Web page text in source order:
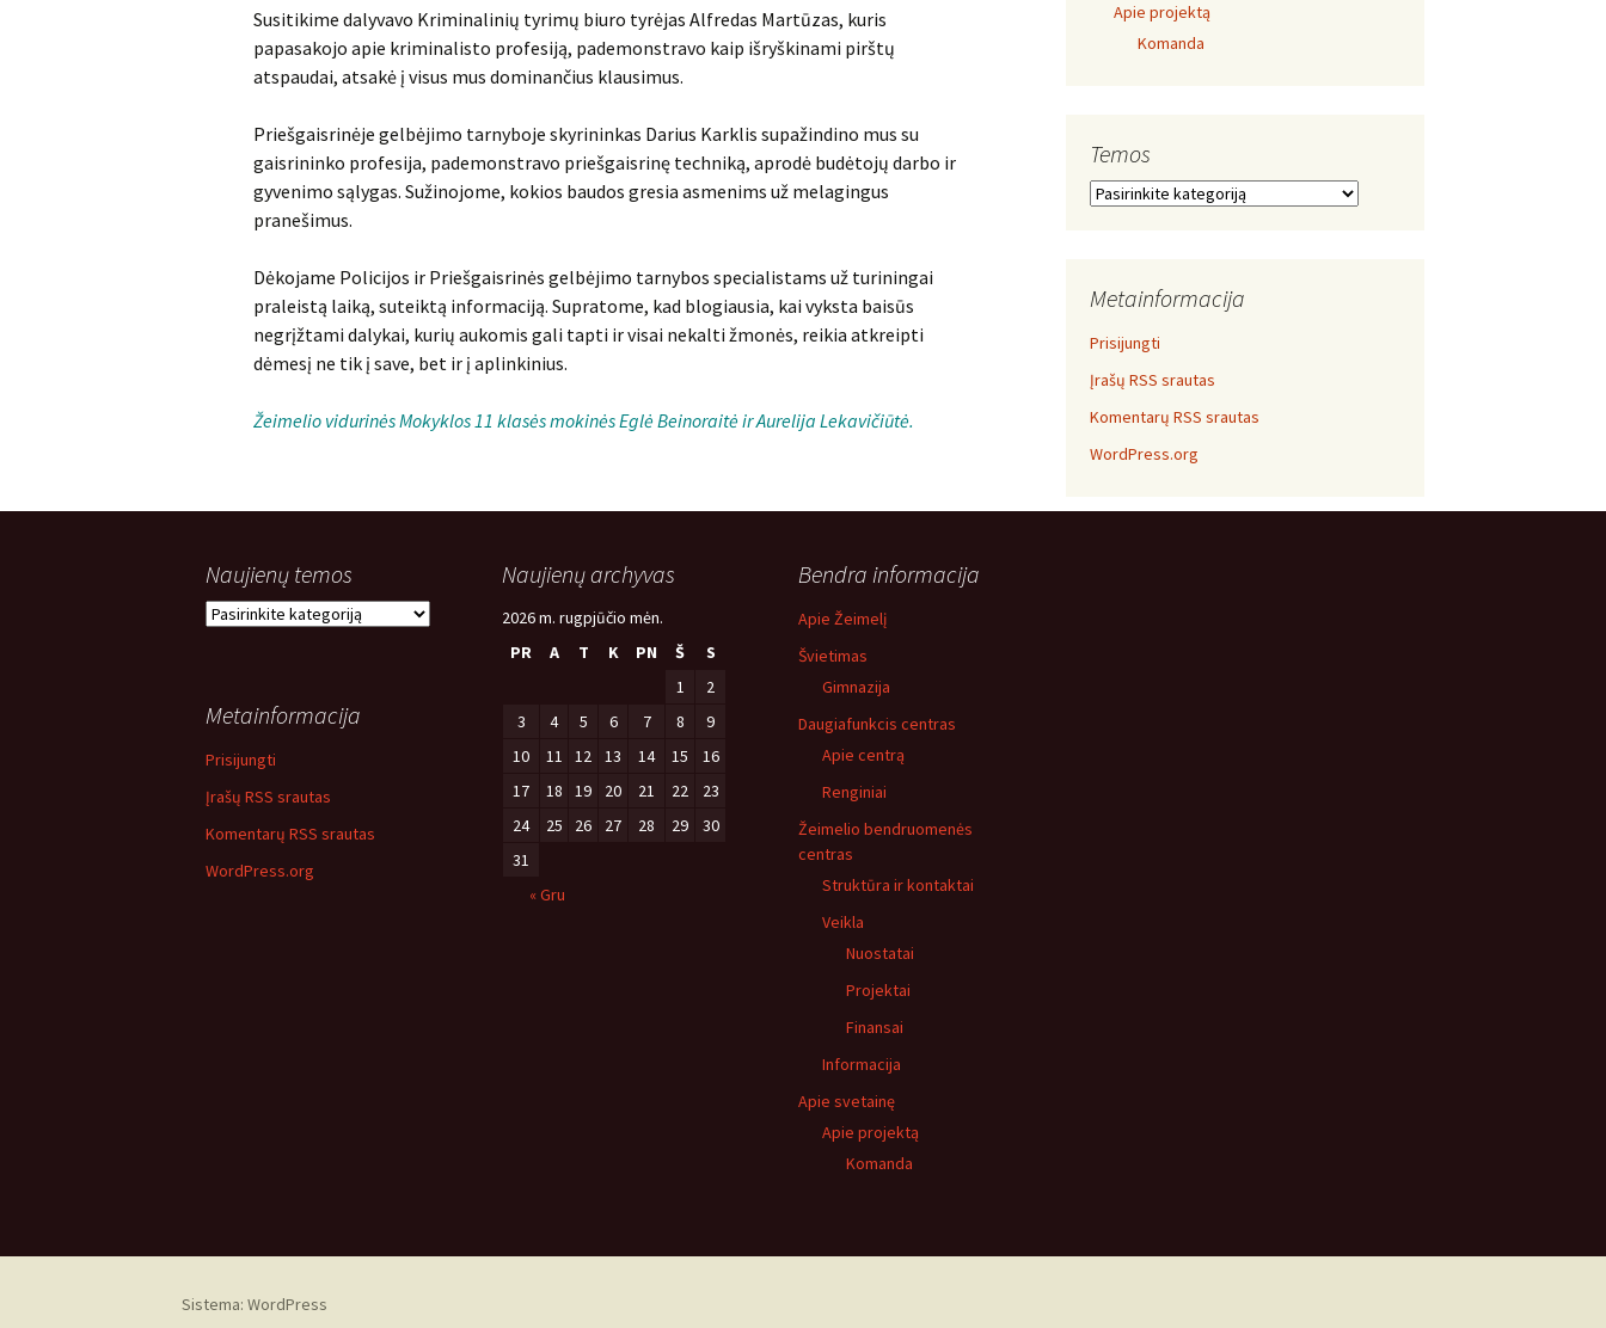
Susitikime dalyvavo Kriminalinių tyrimų biuro tyrėjas Alfredas Martūzas, kuris
papasakojo apie kriminalisto profesiją, pademonstravo kaip išryškinami pirštų
atspaudai, atsakė į visus mus dominančius klausimus.
Priešgaisrinėje gelbėjimo tarnyboje skyrininkas Darius Karklis supažindino mus su
gaisrininko profesija, pademonstravo priešgaisrinę techniką, aprodė budėtojų darbo ir
gyvenimo sąlygas. Sužinojome, kokios baudos gresia asmenims už melagingus
pranešimus.
Dėkojame Policijos ir Priešgaisrinės gelbėjimo tarnybos specialistams už turiningai
praleistą laiką, suteiktą informaciją. Supratome, kad blogiausia, kai vyksta baisūs
negrįžtami dalykai, kurių aukomis gali tapti ir visai nekalti žmonės, reikia atkreipti
dėmesį ne tik į save, bet ir į aplinkinius.
Žeimelio vidurinės Mokyklos 11 klasės mokinės Eglė Beinoraitė ir Aurelija Lekavičiūtė.
Apie projektą
Komanda
Temos
Temos
Metainformacija
Prisijungti
Įrašų RSS srautas
Komentarų RSS srautas
WordPress.org
Naujienų temos
Naujienų
Naujienų archyvas
2026 m. rugpjūčio mėn.
PR
A T K PN Š
S
1
2
3
4 5 6 7 8
9
10
11 12 13 14 15
16
17
18 19 20 21 22
23
24
25 26 27 28 29
30
31
« Gru
Bendra informacija
Apie Žeimelį
Švietimas
Gimnazija
Daugiafunkcis centras
Apie centrą
Renginiai
Žeimelio bendruomenės
centras
Struktūra ir kontaktai
Veikla
Nuostatai
Projektai
Finansai
Informacija
Apie svetainę
Apie projektą
Komanda
Metainformacija
Prisijungti
Įrašų RSS srautas
Komentarų RSS srautas
WordPress.org
Sistema: WordPress